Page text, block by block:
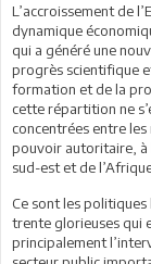
L’accroissement de
dynamique
qui a généré une
progrès scientifique
formation et de la
cette répartition ne
concentrées entre
pouvoir autoritaire, à
sud-est et de
Ce sont les
trente glorieuses qui
principalement